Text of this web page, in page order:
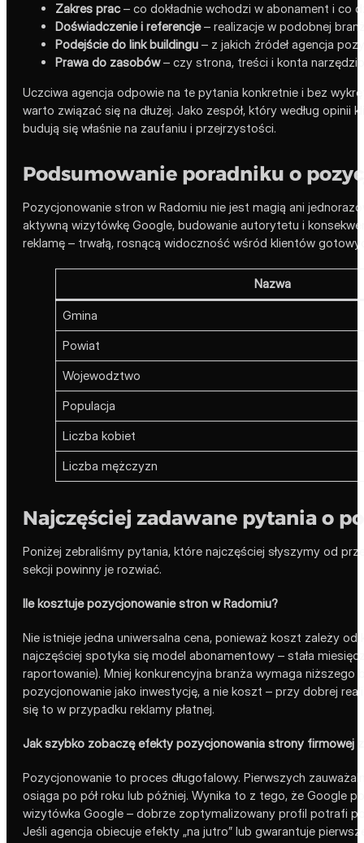
Zakres prac– co dokładnie wchodzi w abonament i co
Doświadczenie i referencje– realizacje w podobnej
Podejście do link buildingu – z jakich źródeł agencja
Prawa do zasobów– czy strona, treści i konta
Uczciwa agencja odpowie na te pytania konkretnie i bez
warto związać się na dłużej. Jako zespół, który według
budują się właśnie na zaufaniu i przejrzystości.
Podsumowanie poradniku o
Pozycjonowanie stron w Radomiu nie jest magią ani
aktywną wizytówkę Google, budowanie autorytetu i
reklamę – trwałą, rosnącą widoczność wśród klientów
Nazwa
Gmina
Powiat
Wojewodztwo
Populacja
Liczba kobiet
Liczba mężczyzn
Najczęściej zadawane pytania o
Poniżej zebraliśmy pytania, które najczęściej słyszymy od
sekcji powinny je rozwiać.
Ile kosztuje pozycjonowanie stron w Radomiu?
Nie istnieje jedna uniwersalna cena, ponieważ koszt zależy
najczęściej spotyka się model abonamentowy – stała
raportowanie). Mniej konkurencyjna branża wymaga
pozycjonowanie jako inwestycję, a nie koszt – przy dobrej
się to w przypadku reklamy płatnej.
Jak szybko zobaczę efekty pozycjonowania strony firmowej
Pozycjonowanie to proces długofalowy. Pierwszych
osiąga po pół roku lub później. Wynika to z tego, że Google
wizytówka Google – dobrze zoptymalizowany profil potrafi
Jeśli agencja obiecuje efekty „na jutro” lub gwarantuje